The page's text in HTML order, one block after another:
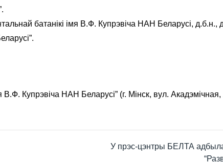
батанікі імя В.Ф. Купрэвіча НАН Беларусі, д.б.н.,
Купрэвіча НАН Беларусі” (г. Мінск, вул.
У прэс-цэнтры БЕЛТА